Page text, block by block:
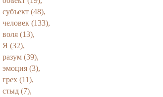
субъект (48),
человек (133),
воля (13),
Я (32),
разум (39),
эмоция (3),
грех (11),
стыд (7),